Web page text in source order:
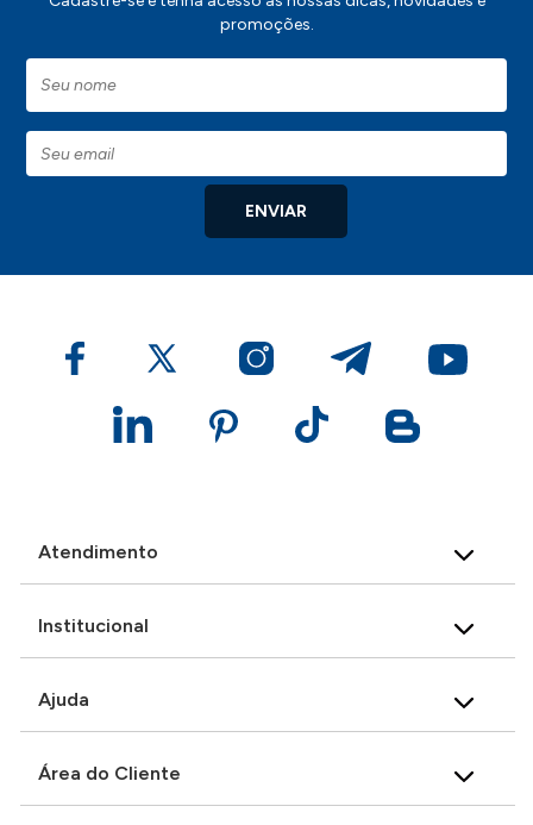
promoções.
ENVIAR
Atendimento
Institucional
Ajuda
Área do Cliente